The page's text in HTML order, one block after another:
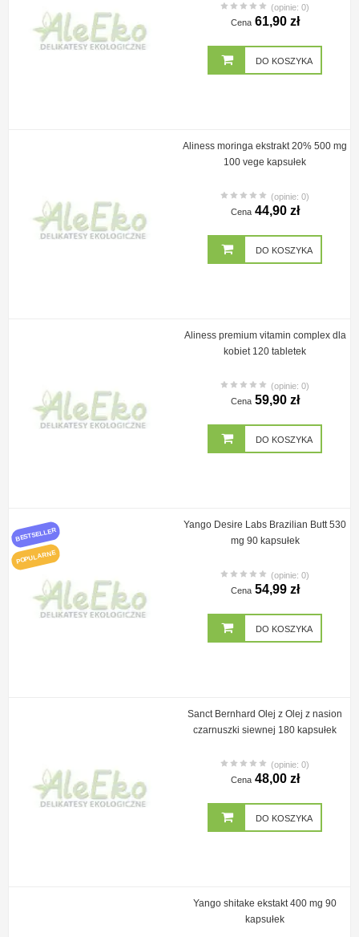
(opinie: 0)
Cena 61,90 zł
DO KOSZYKA
Aliness moringa ekstrakt 20% 500 mg
100 vege kapsułek
(opinie: 0)
Cena 44,90 zł
DO KOSZYKA
Aliness premium vitamin complex dla
kobiet 120 tabletek
(opinie: 0)
Cena 59,90 zł
DO KOSZYKA
BESTSELLER
POPULARNE
Yango Desire Labs Brazilian Butt 530
mg 90 kapsułek
(opinie: 0)
Cena 54,99 zł
DO KOSZYKA
Sanct Bernhard Olej z Olej z nasion
czarnuszki siewnej 180 kapsułek
(opinie: 0)
Cena 48,00 zł
DO KOSZYKA
Yango shitake ekstakt 400 mg 90
kapsułek